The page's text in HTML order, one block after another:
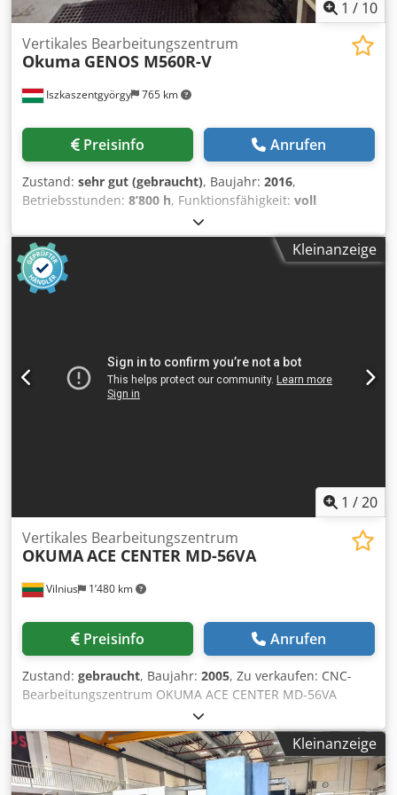
1 / 10
Iszkaszentgyörgy 765 km
Vertikales Bearbeitungszentrum
Okuma GENOS M560R-V
Preisinfo Anrufen
Zustand: sehr gut (gebraucht), Baujahr: 2016,
Betriebsstunden: 8’800 h, Funktionsfähigkeit: voll
, Steuerung OSP-P300M-R Tischabmessung
1300 x 560 mm Tischbelastung max 900 Kg X-Weg 1050
mm Y-Weg 560 mm Z-Weg 460 mm Abstand zwische
Spindelnase und Tischflaeche 150 – 610 mm
Spindeldrehzahl 12000 U/Min Eilgaenge: X/Y: 40 M/Min, Z:
Werkzeugdurchmesser D80 mm Gewicht 7500 Kg
Abmessungen LxBxH = 3200 x 2510 x 2750 mm Zubehör,
Ausstattung - Spaeneförderer MAYFRAN -
Kleinanzeige
1 /20
Vilnius 1’480 km
Vertikales Bearbeitungszentrum
OKUMAACE CENTER MD-56VA
Preisinfo Anrufen
Zustand: gebraucht, Baujahr: 2005, Zu verkaufen: CNC-
Bearbeitungszentrum OKUMA ACE CENTER MD-56VA
(Baujahr 2005) Zustand: gut, technisch einwandfrei.
Hersteller: OKUMA Corporation (Japan) Modell: ACE
CENTER MD-56VA Baujahr: 2005 Zuverlässiges vertikales
CNC-Bearbeitungszentrum zum präzisen Fräsen, Bohren
und Gewindeschneiden von Metallteilen. OKUMA ist einer
Kleinanzeige